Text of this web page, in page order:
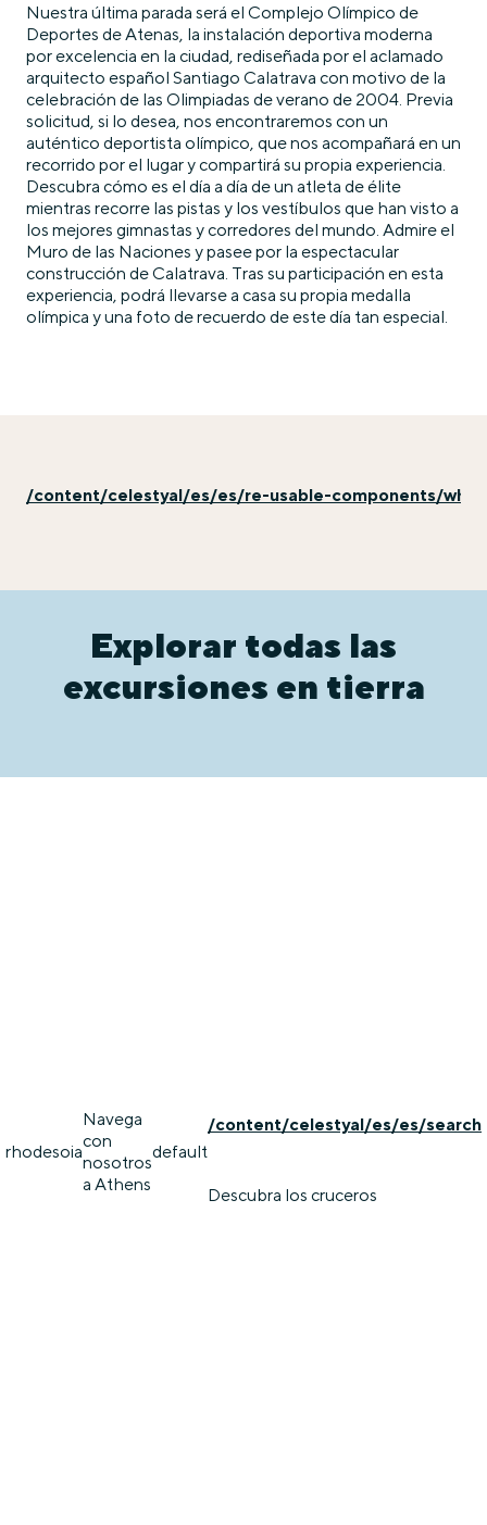
Nuestra última parada será el Complejo Olímpico de
Deportes de Atenas, la instalación deportiva moderna
por excelencia en la ciudad, rediseñada por el aclamado
arquitecto español Santiago Calatrava con motivo de la
celebración de las Olimpiadas de verano de 2004. Previa
solicitud, si lo desea, nos encontraremos con un
auténtico deportista olímpico, que nos acompañará en un
recorrido por el lugar y compartirá su propia experiencia.
Descubra cómo es el día a día de un atleta de élite
mientras recorre las pistas y los vestíbulos que han visto a
los mejores gimnastas y corredores del mundo. Admire el
Muro de las Naciones y pasee por la espectacular
construcción de Calatrava. Tras su participación en esta
experiencia, podrá llevarse a casa su propia medalla
olímpica y una foto de recuerdo de este día tan especial.
/content/celestyal/es/es/re-usable-components/
Explorar todas las
excursiones en tierra
rhodesoia
Navega
con
nosotros
a Athens
default
/content/celestyal/es/es/search
Descubra los cruceros